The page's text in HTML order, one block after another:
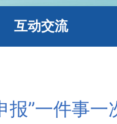
互动交流
报”一件事一